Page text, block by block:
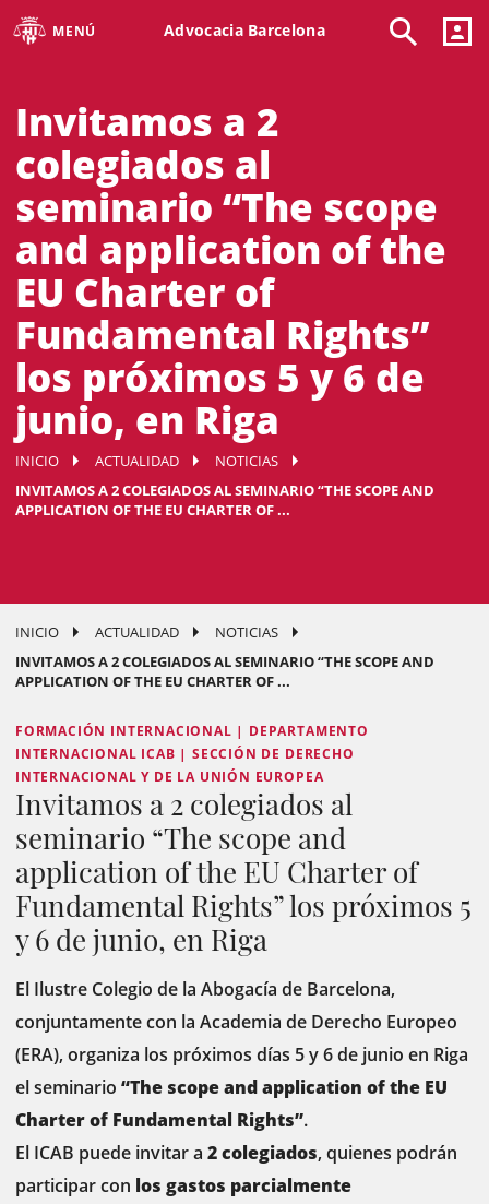
MENÚ Advocacia Barcelona
Invitamos a 2
colegiados al
seminario “The scope
and application of the
EU Charter of
Fundamental Rights”
los próximos 5 y 6 de
junio, en Riga
INICIO ACTUALIDAD
NOTICIAS
INVITAMOS A 2 COLEGIADOS AL SEMINARIO “THE SCOPE AND
APPLICATION OF THE EU CHARTER OF ...
INICIO ACTUALIDAD
NOTICIAS
INVITAMOS A 2 COLEGIADOS AL SEMINARIO “THE SCOPE AND
APPLICATION OF THE EU CHARTER OF ...
FORMACIÓN INTERNACIONAL | DEPARTAMENTO
INTERNACIONAL ICAB | SECCIÓN DE DERECHO
INTERNACIONAL Y DE LA UNIÓN EUROPEA
Invitamos a 2 colegiados al
seminario “The scope and
application of the EU Charter of
Fundamental Rights” los próximos 5
y 6 de junio, en Riga
El Ilustre Colegio de la Abogacía de Barcelona,
conjuntamente con la Academia de Derecho Europeo
(ERA), organiza los próximos días 5 y 6 de junio en Riga
el seminario “The scope and application of the EU
Charter of Fundamental Rights”.
El ICAB puede invitar a 2 colegiados, quienes podrán
participar con los gastos parcialmente